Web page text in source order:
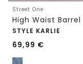
Street One
STYLE KARLIE
69,99 €